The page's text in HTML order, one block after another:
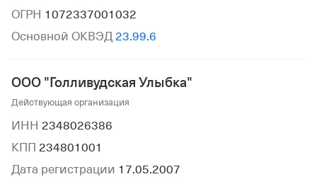
ОГРН 1072337001032
Основной ОКВЭД 23.99.6
ООО "Голливудская Улыбка"
Действующая организация
ИНН 2348026386
КПП 234801001
Дата регистрации 17.05.2007